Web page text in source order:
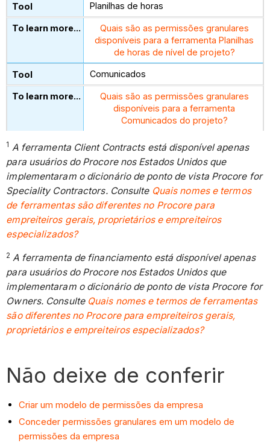
Planilhas de horas
Quais são as permissões granulares
disponíveis para a ferramenta Planilhas
de horas de nível de projeto?
Comunicados
Quais são as permissões granulares
disponíveis para a ferramenta
Comunicados do projeto?
1 A ferramenta Client Contracts está disponível apenas
para usuários do Procore nos Estados Unidos que
implementaram o dicionário de ponto de vista Procore for
Speciality Contractors. Consulte Quais nomes e termos
de ferramentas são diferentes no Procore para
empreiteiros gerais, proprietários e empreiteiros
especializados?
2 A ferramenta de financiamento está disponível apenas
para usuários do Procore nos Estados Unidos que
implementaram o dicionário de ponto de vista Procore for
Owners. Consulte Quais nomes e termos de ferramentas
são diferentes no Procore para empreiteiros gerais,
proprietários e empreiteiros especializados?
Não deixe de conferir
Criar um modelo de permissões da empresa
Conceder permissões granulares em um modelo de
permissões da empresa